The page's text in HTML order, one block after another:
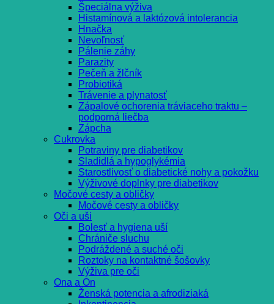
Špeciálna výživa
Histamínová a laktózová intolerancia
Hnačka
Nevoľnosť
Pálenie záhy
Parazity
Pečeň a žlčník
Probiotiká
Trávenie a plynatosť
Zápalové ochorenia tráviaceho traktu –
podporná liečba
Zápcha
Cukrovka
Potraviny pre diabetikov
Sladidlá a hypoglykémia
Starostlivosť o diabetické nohy a pokožku
Výživové doplnky pre diabetikov
Močové cesty a obličky
Močové cesty a obličky
Oči a uši
Bolesť a hygiena uší
Chrániče sluchu
Podráždené a suché oči
Roztoky na kontaktné šošovky
Výživa pre oči
Ona a On
Ženská potencia a afrodiziaká